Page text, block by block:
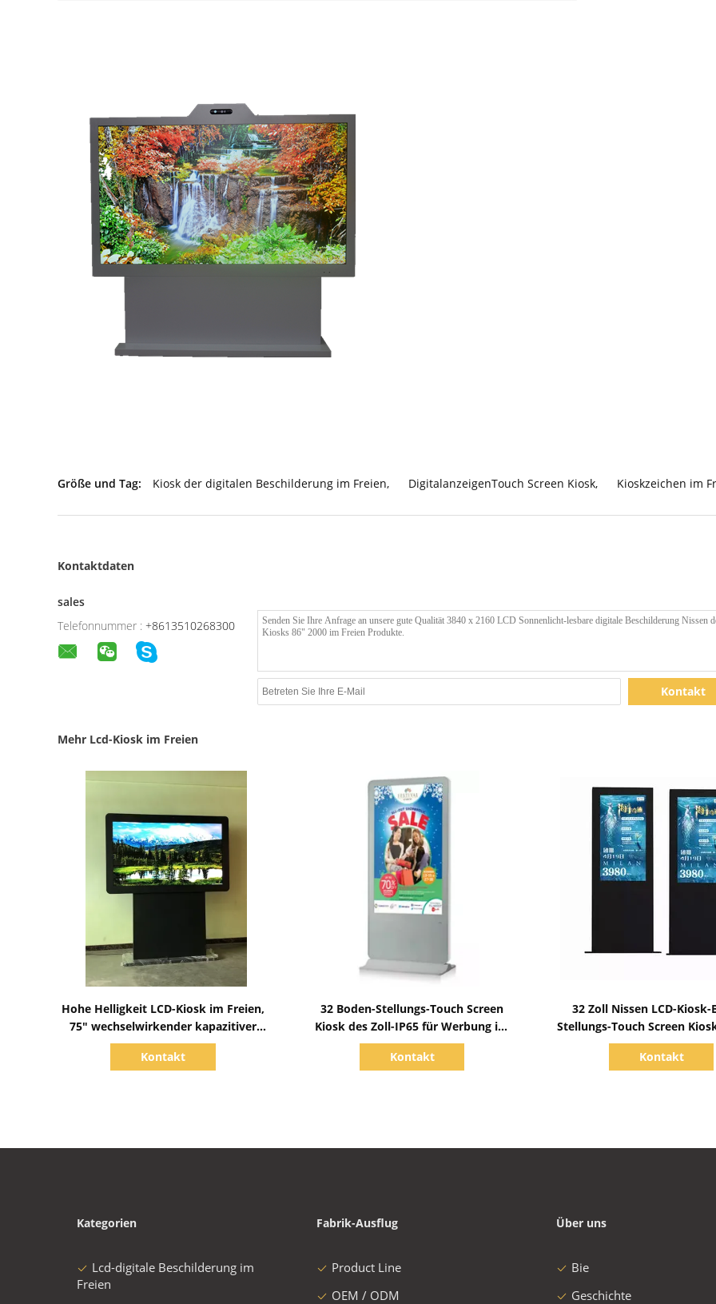
Größe und Tag: Kiosk der digitalen Beschilderung im Freien, DigitalanzeigenTouch Screen Kiosk, Kioskzeichen im
Kontaktdaten
sales
Telefonnummer : +8613510268300
Kontakt
Mehr Lcd-Kiosk im Freien
Hohe Helligkeit LCD-Kiosk im Freien,
75" wechselwirkender kapazitiver
Touch Screen
Kontakt
32 Boden-Stellungs-Touch Screen
Kiosk des Zoll-IP65 für Werbung im
Freien
Kontakt
32 Zoll Nissen LCD-Kiosk-
Stellungs-Touch Screen
Freien
Kontakt
Kategorien
Lcd-digitale Beschilderung im
Freien
Fabrik-Ausflug
Product Line
OEM / ODM
Über uns
Bie
Geschichte